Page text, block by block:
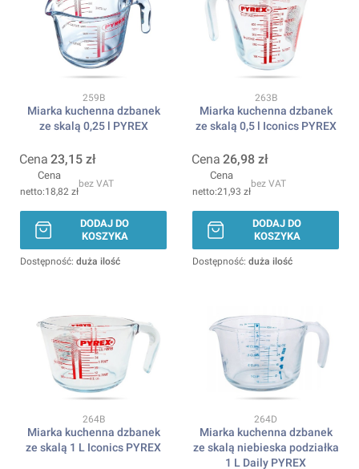
Kod produktu
259B
Miarka kuchenna dzbanek
ze skalą 0,25 l PYREX
Cena 23,15 zł
Cena
18,82 zł
bez VAT
DODAJ DO
KOSZYKA
Dostępność: duża ilość
Kod produktu
263B
Miarka kuchenna dzbanek
ze skalą 0,5 l Iconics PYREX
Cena 26,98 zł
Cena
21,93 zł
bez VAT
DODAJ DO
KOSZYKA
Dostępność: duża ilość
Kod produktu
264B
Miarka kuchenna dzbanek
ze skalą 1 L Iconics PYREX
Kod produktu
264D
Miarka kuchenna dzbanek
ze skalą niebieska podziałka
1 L Daily PYREX